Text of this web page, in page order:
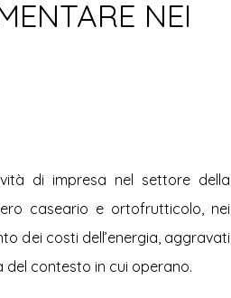
NEI
di impresa nel settore della
caseario e ortofrutticolo, nei
dei costi dell’energia, aggravati
contesto in cui operano.